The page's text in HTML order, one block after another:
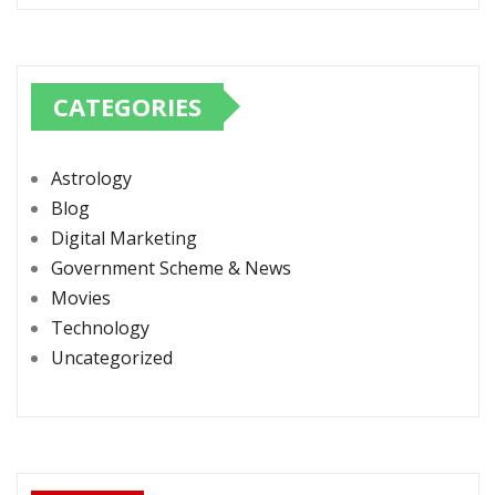
CATEGORIES
Astrology
Blog
Digital Marketing
Government Scheme & News
Movies
Technology
Uncategorized